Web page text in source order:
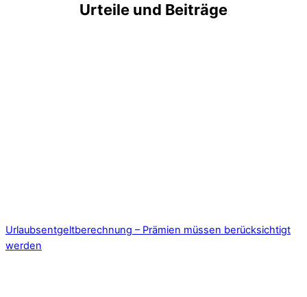
Urteile und Beiträge
Urlaubsentgeltberechnung – Prämien müssen berücksichtigt
werden